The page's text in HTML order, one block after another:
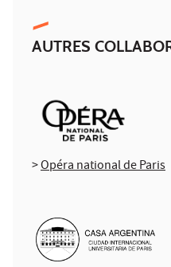
AUTRES
>Opéra national de Paris